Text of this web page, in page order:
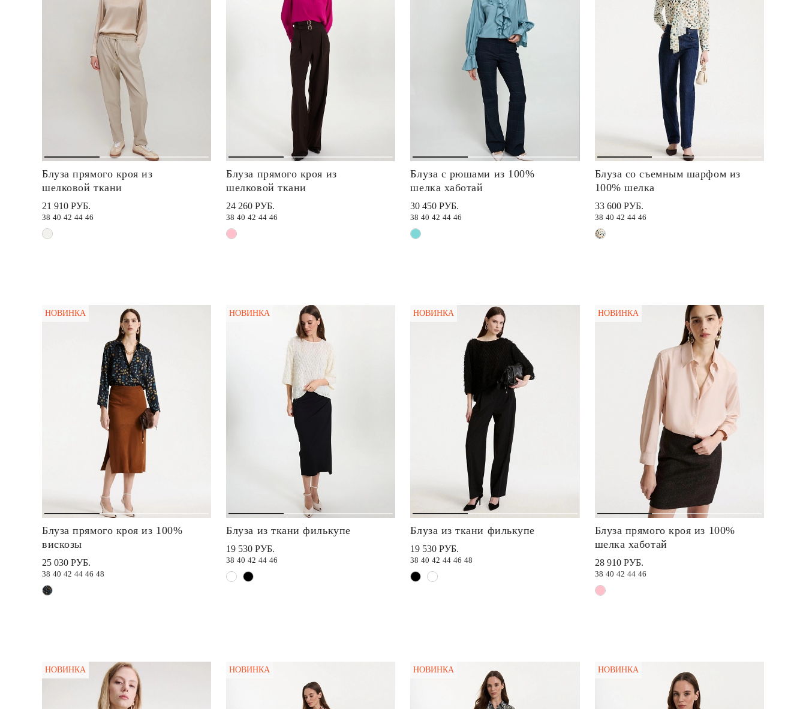
Блуза прямого кроя из
шелковой ткани
21 910 РУБ.
38 40 42 44 46
Блуза прямого кроя из
шелковой ткани
24 260 РУБ.
38 40 42 44 46
Блуза с рюшами из 100%
шелка хаботай
30 450 РУБ.
38 40 42 44 46
Блуза со съемным шарфом из
100% шелка
33 600 РУБ.
38 40 42 44 46
НОВИНКА
Блуза прямого кроя из 100%
вискозы
25 030 РУБ.
38 40 42 44 46 48
НОВИНКА
Блуза из ткани филькупе
19 530 РУБ.
38 40 42 44 46
НОВИНКА
Блуза из ткани филькупе
19 530 РУБ.
38 40 42 44 46 48
НОВИНКА
Блуза прямого кроя из 100%
шелка хаботай
28 910 РУБ.
38 40 42 44 46
НОВИНКА НОВИНКА НОВИНКА НОВИНКА